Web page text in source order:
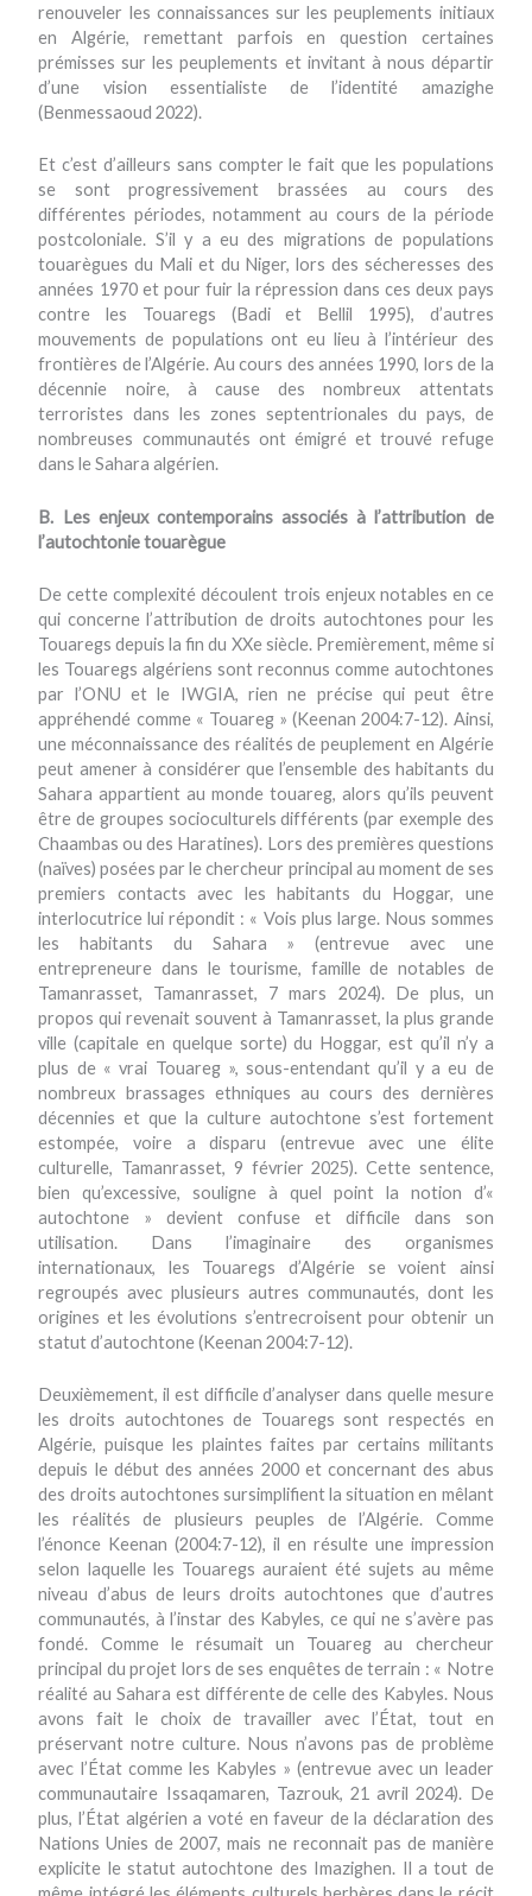
renouveler les connaissances sur les peuplements initiaux
en Algérie, remettant parfois en question certaines
prémisses sur les peuplements et invitant à nous départir
d’une vision essentialiste de l’identité amazighe
(Benmessaoud 2022).
Et c’est d’ailleurs sans compter le fait que les populations
se sont progressivement brassées au cours des
différentes périodes, notamment au cours de la période
postcoloniale. S’il y a eu des migrations de populations
touarègues du Mali et du Niger, lors des sécheresses des
années 1970 et pour fuir la répression dans ces deux pays
contre les Touaregs (Badi et Bellil 1995), d’autres
mouvements de populations ont eu lieu à l’intérieur des
frontières de l’Algérie. Au cours des années 1990, lors de la
décennie noire, à cause des nombreux attentats
terroristes dans les zones septentrionales du pays, de
nombreuses communautés ont émigré et trouvé refuge
dans le Sahara algérien.
B. Les enjeux contemporains associés à l’attribution de
l’autochtonie touarègue
De cette complexité découlent trois enjeux notables en ce
qui concerne l’attribution de droits autochtones pour les
Touaregs depuis la fin du XXe siècle. Premièrement, même si
les Touaregs algériens sont reconnus comme autochtones
par l’ONU et le IWGIA, rien ne précise qui peut être
appréhendé comme « Touareg » (Keenan 2004:7-12). Ainsi,
une méconnaissance des réalités de peuplement en Algérie
peut amener à considérer que l’ensemble des habitants du
Sahara appartient au monde touareg, alors qu’ils peuvent
être de groupes socioculturels différents (par exemple des
Chaambas ou des Haratines). Lors des premières questions
(naïves) posées par le chercheur principal au moment de ses
premiers contacts avec les habitants du Hoggar, une
interlocutrice lui répondit : « Vois plus large. Nous sommes
les habitants du Sahara » (entrevue avec une
entrepreneure dans le tourisme, famille de notables de
Tamanrasset, Tamanrasset, 7 mars 2024). De plus, un
propos qui revenait souvent à Tamanrasset, la plus grande
ville (capitale en quelque sorte) du Hoggar, est qu’il n’y a
plus de « vrai Touareg », sous-entendant qu’il y a eu de
nombreux brassages ethniques au cours des dernières
décennies et que la culture autochtone s’est fortement
estompée, voire a disparu (entrevue avec une élite
culturelle, Tamanrasset, 9 février 2025). Cette sentence,
bien qu’excessive, souligne à quel point la notion d’«
autochtone » devient confuse et difficile dans son
utilisation. Dans l’imaginaire des organismes
internationaux, les Touaregs d’Algérie se voient ainsi
regroupés avec plusieurs autres communautés, dont les
origines et les évolutions s’entrecroisent pour obtenir un
statut d’autochtone (Keenan 2004:7-12).
Deuxièmement, il est difficile d’analyser dans quelle mesure
les droits autochtones de Touaregs sont respectés en
Algérie, puisque les plaintes faites par certains militants
depuis le début des années 2000 et concernant des abus
des droits autochtones sursimplifient la situation en mêlant
les réalités de plusieurs peuples de l’Algérie. Comme
l’énonce Keenan (2004:7-12), il en résulte une impression
selon laquelle les Touaregs auraient été sujets au même
niveau d’abus de leurs droits autochtones que d’autres
communautés, à l’instar des Kabyles, ce qui ne s’avère pas
fondé. Comme le résumait un Touareg au chercheur
principal du projet lors de ses enquêtes de terrain : « Notre
réalité au Sahara est différente de celle des Kabyles. Nous
avons fait le choix de travailler avec l’État, tout en
préservant notre culture. Nous n’avons pas de problème
avec l’État comme les Kabyles » (entrevue avec un leader
communautaire Issaqamaren, Tazrouk, 21 avril 2024). De
plus, l’État algérien a voté en faveur de la déclaration des
Nations Unies de 2007, mais ne reconnait pas de manière
explicite le statut autochtone des Imazighen. Il a tout de